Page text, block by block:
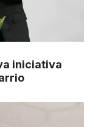
iniciativa